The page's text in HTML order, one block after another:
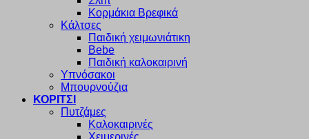
Κορμάκια Βρεφικά
Κάλτσες
Παιδική χειμωνιάτικη
Bebe
Παιδική καλοκαιρινή
Υπνόσακοι
Μπουρνούζια
ΚΟΡΙΤΣΙ
Πυτζάμες
Καλοκαιρινές
Χειμερινές